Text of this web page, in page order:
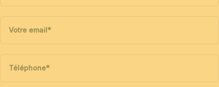
Votre email*
Téléphone*